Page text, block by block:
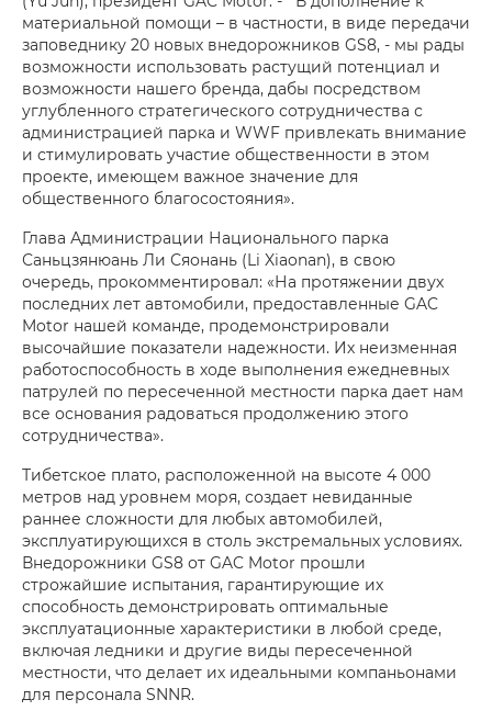
материальной помощи – в частности, в виде передачи
заповеднику 20 новых внедорожников GS8, - мы рады
возможности использовать растущий потенциал и
возможности нашего бренда, дабы посредством
углубленного стратегического сотрудничества с
администрацией парка и WWF привлекать внимание
и стимулировать участие общественности в этом
проекте, имеющем важное значение для
общественного благосостояния».
Глава Администрации Национального парка
Саньцзянюань Ли Сяонань (Li Xiaonan), в свою
очередь, прокомментировал: «На протяжении двух
последних лет автомобили, предоставленные GAC
Motor нашей команде, продемонстрировали
высочайшие показатели надежности. Их неизменная
работоспособность в ходе выполнения ежедневных
патрулей по пересеченной местности парка дает нам
все основания радоваться продолжению этого
сотрудничества».
Тибетское плато, расположенной на высоте 4 000
метров над уровнем моря, создает невиданные
раннее сложности для любых автомобилей,
эксплуатирующихся в столь экстремальных условиях.
Внедорожники GS8 от GAC Motor прошли
строжайшие испытания, гарантирующие их
способность демонстрировать оптимальные
эксплуатационные характеристики в любой среде,
включая ледники и другие виды пересеченной
местности, что делает их идеальными компаньонами
для персонала SNNR.